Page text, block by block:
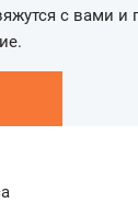
с вами и